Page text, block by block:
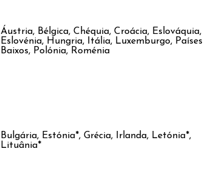
Áustria, Bélgica, Chéquia, Croácia, Eslováquia,
Eslovénia, Hungria, Itália, Luxemburgo, Países
Baixos, Polónia, Roménia
Bulgária, Estónia*, Grécia, Irlanda, Letónia*,
Lituânia*